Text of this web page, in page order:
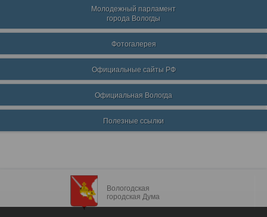
Молодежный парламент
города Вологды
Фотогалерея
Официальные сайты РФ
Официальная Вологда
Полезные ссылки
Вологодская
городская Дума